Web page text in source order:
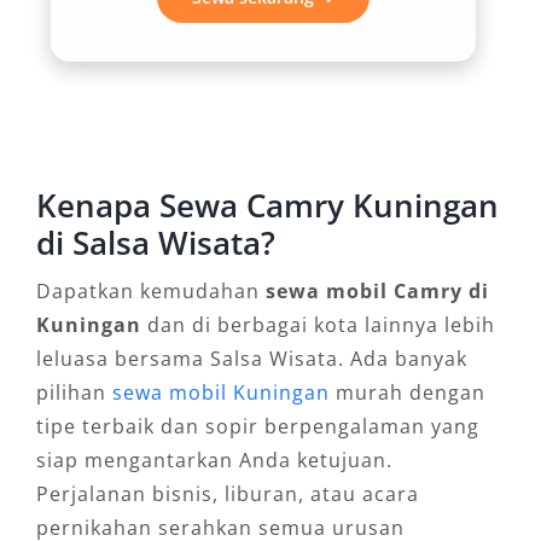
layanan, mulai dari lepas kunci, dengan sopir,
banyak dipilih untuk layanan penjemputan
maupun pengantaran. Fleksibilitas ini
murah sangat relevan untuk segala jenis
perjalanan.
4. Citra Profesional dan Elegan
Tidak dapat dipungkiri, kendaraan yang
digunakan akan mencerminkan kesan pertama
Kenapa Sewa Camry Kuningan
di Salsa Wisata?
Dapatkan kemudahan sewa mobil Camry di
Kuningan dan di berbagai kota lainnya lebih
leluasa bersama Salsa Wisata. Ada banyak
pilihan sewa mobil Kuningan murah dengan
tipe terbaik dan sopir berpengalaman yang
siap mengantarkan Anda ketujuan.
Perjalanan bisnis, liburan, atau acara
pernikahan serahkan semua urusan